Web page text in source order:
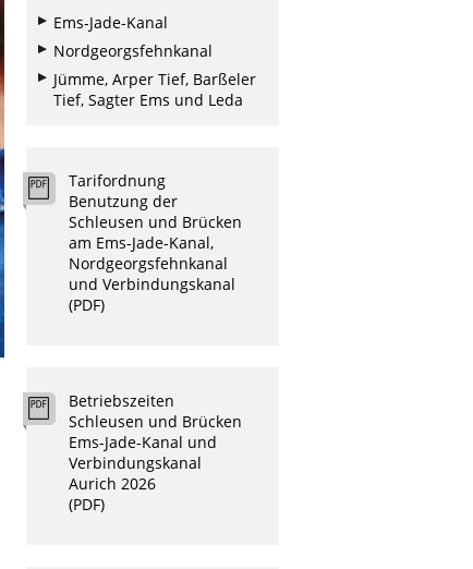
Ems-Jade-Kanal
Nordgeorgsfehnkanal
Jümme, Arper Tief, Barßeler
Tief, Sagter Ems und Leda
Tarifordnung
Benutzung der
Schleusen und Brücken
am Ems-Jade-Kanal,
Nordgeorgsfehnkanal
und Verbindungskanal
(PDF)
Betriebszeiten
Schleusen und Brücken
Ems-Jade-Kanal und
Verbindungskanal
Aurich 2026
(PDF)